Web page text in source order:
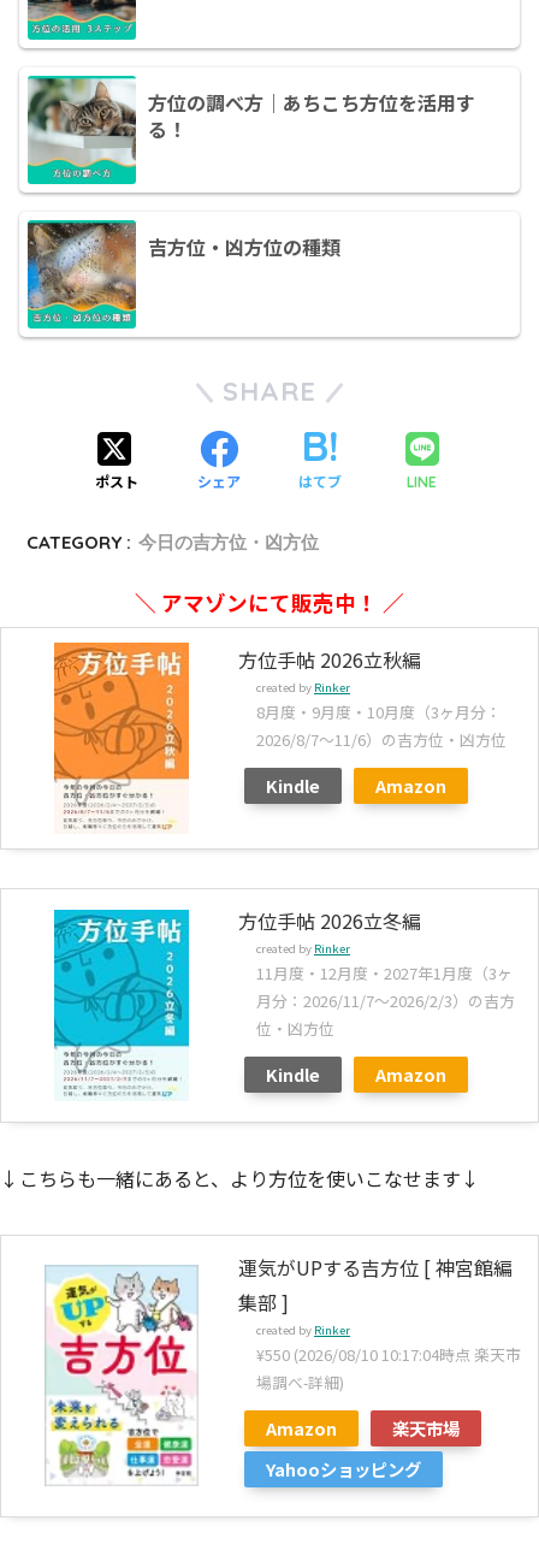
方位の調べ方｜あちこち方位を活用す
る！
吉方位・凶方位の種類
SHARE
ポスト シェア はてブ LINE
CATEGORY : 今日の吉方位・凶方位
＼ アマゾンにて販売中！ ／
方位手帖 2026立秋編
created by Rinker
8月度・9月度・10月度（3ヶ月分：
2026/8/7～11/6）の吉方位・凶方位
Kindle Amazon
方位手帖 2026立冬編
created by Rinker
11月度・12月度・2027年1月度（3ヶ
月分：2026/11/7～2026/2/3）の吉方
位・凶方位
Kindle Amazon
↓こちらも一緒にあると、より方位を使いこなせます↓
運気がUPする吉方位 [ 神宮館編
集部 ]
created by Rinker
¥550 (2026/08/10 10:17:04時点 楽天市
場調べ-詳細)
Amazon
楽天市場
Yahooショッピング